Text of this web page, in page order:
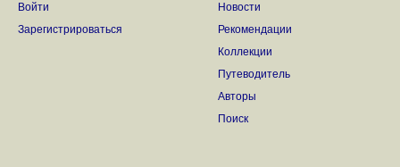
Войти
Зарегистрироваться
Новости
Рекомендации
Коллекции
Путеводитель
Авторы
Поиск